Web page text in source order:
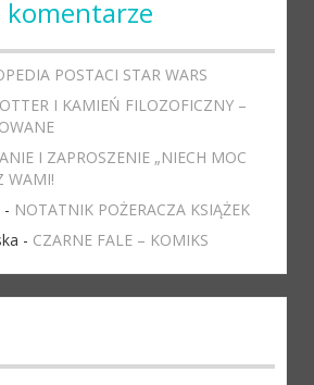
komentarze
POSTACI STAR WARS
I KAMIEŃ FILOZOFICZNY –
I ZAPROSZENIE „NIECH MOC
WAMI!
- NOTATNIK POŻERACZA KSIĄŻEK
- CZARNE FALE – KOMIKS